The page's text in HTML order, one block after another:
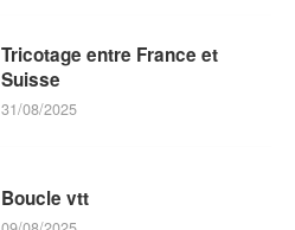
Tricotage entre France et
Suisse
31/08/2025
Boucle vtt